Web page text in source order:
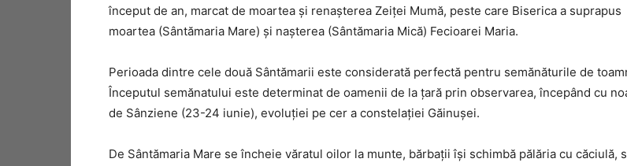
început de an, marcat de moartea şi renaşterea Zeiţei Mumă, peste care Biserica a suprapus
moartea (Sântămaria Mare) şi naşterea (Sântămaria Mică) Fecioarei Maria.
Perioada dintre cele două Sântămarii este considerată perfectă pentru semănăturile de
Începutul semănatului este determinat de oamenii de la ţară prin observarea, începând cu
de Sânziene (23-24 iunie), evoluţiei pe cer a constelaţiei Găinuşei.
De Sântămaria Mare se încheie văratul oilor la munte, bărbaţii îşi schimbă pălăria cu căciulă,